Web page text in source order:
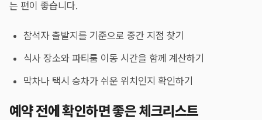
는 편이 좋습니다.
참석자 출발지를 기준으로 중간 지점 찾기
식사 장소와 파티룸 이동 시간을 함께 계산하기
막차나 택시 승차가 쉬운 위치인지 확인하기
예약 전에 확인하면 좋은 체크리스트